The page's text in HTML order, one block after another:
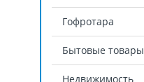
Гофротара
Бытовые товары
Недвижимость